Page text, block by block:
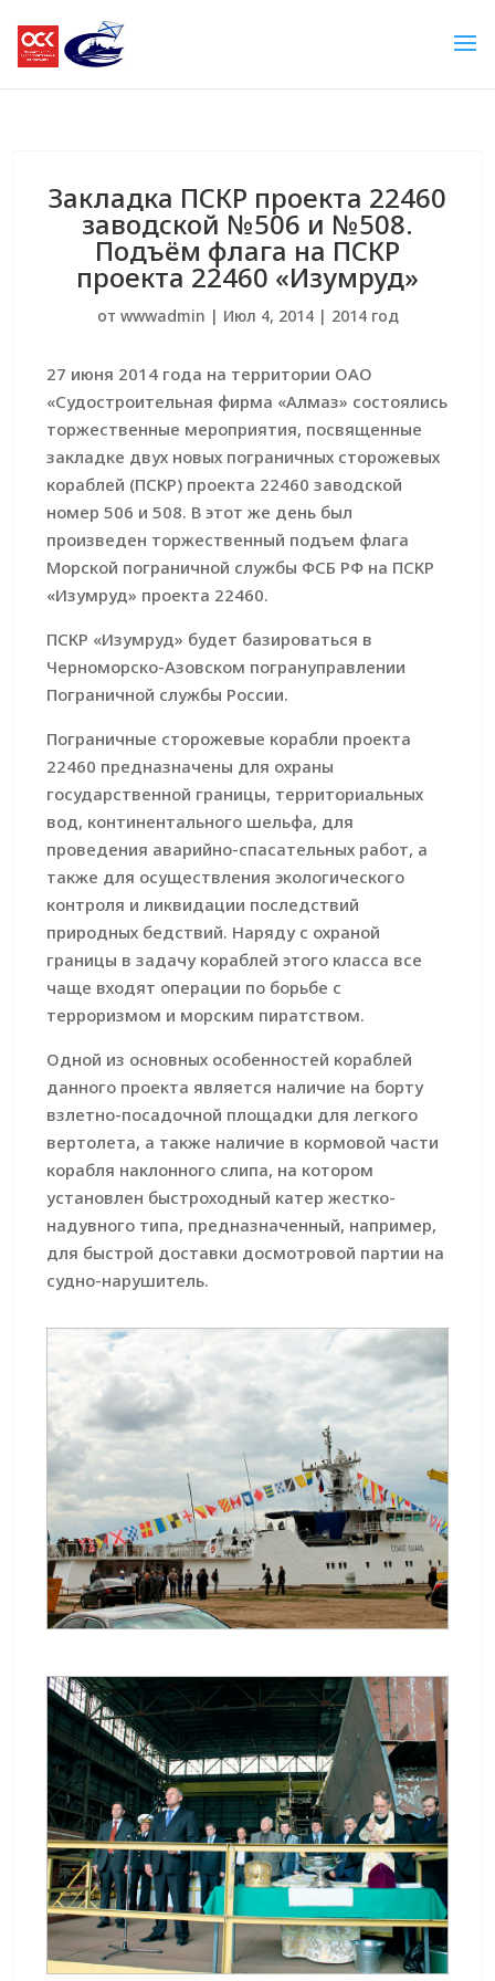
Закладка ПСКР проекта 22460
заводской №506 и №508.
Подъём флага на ПСКР
проекта 22460 «Изумруд»
от wwwadmin | Июл 4, 2014| 2014 год
27 июня 2014 года на территории ОАО
«Судостроительная фирма «Алмаз» состоялись
торжественные мероприятия, посвященные
закладке двух новых пограничных сторожевых
кораблей (ПСКР) проекта 22460 заводской
номер 506 и 508. В этот же день был
произведен торжественный подъем флага
Морской пограничной службы ФСБ РФ на ПСКР
«Изумруд» проекта 22460.
ПСКР «Изумруд» будет базироваться в
Черноморско-Азовском погрануправлении
Пограничной службы России.
Пограничные сторожевые корабли проекта
22460 предназначены для охраны
государственной границы, территориальных
вод, континентального шельфа, для
проведения аварийно-спасательных работ, а
также для осуществления экологического
контроля и ликвидации последствий
природных бедствий. Наряду с охраной
границы в задачу кораблей этого класса все
чаще входят операции по борьбе с
терроризмом и морским пиратством.
Одной из основных особенностей кораблей
данного проекта является наличие на борту
взлетно-посадочной площадки для легкого
вертолета, а также наличие в кормовой части
корабля наклонного слипа, на котором
установлен быстроходный катер жестко-
надувного типа, предназначенный, например,
для быстрой доставки досмотровой партии на
судно-нарушитель.